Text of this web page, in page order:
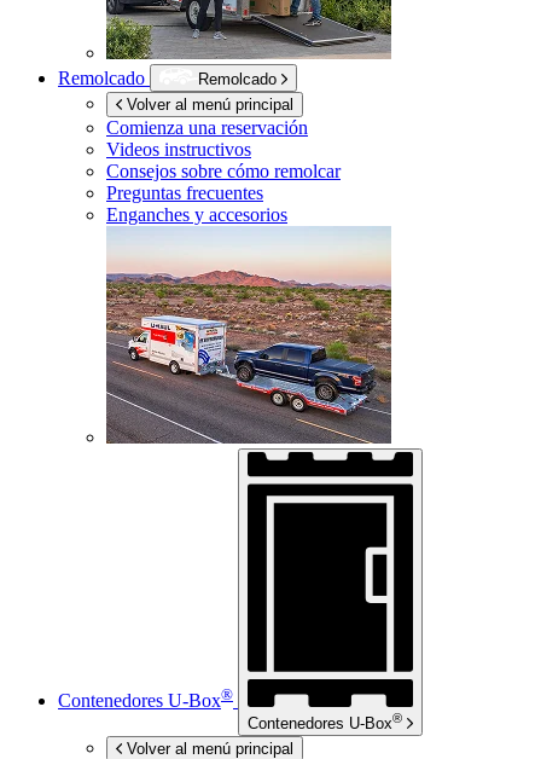
Remolcado
Remolcado
Volver al menú principal
Comienza una reservación
Videos instructivos
Consejos sobre cómo remolcar
Preguntas frecuentes
Enganches y accesorios
Contenedores U-Box®
Contenedores U-Box®
Volver al menú principal